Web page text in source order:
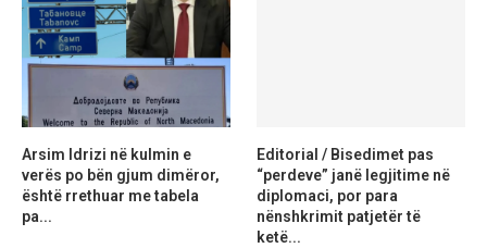
Arsim Idrizi në kulmin e
verës po bën gjum dimëror,
është rrethuar me tabela
pa...
Editorial / Bisedimet pas
“perdeve” janë legjitime në
diplomaci, por para
nënshkrimit patjetër të
ketë...